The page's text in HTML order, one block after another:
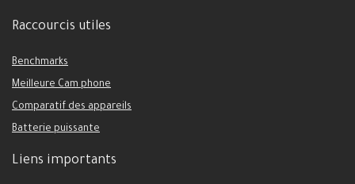
Raccourcis utiles
Benchmarks
Meilleure Cam phone
Comparatif des appareils
Batterie puissante
Liens importants